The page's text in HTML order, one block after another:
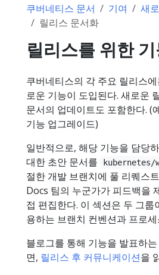
쿠버네티스 문서 기여
새
릴리스 문서화
릴리스를 위한
쿠버네티스의 각 주요 릴리스
로운 기능이 도입된다. 새로운
문서의 업데이트도 포함한다. (
기능 업그레이드)
일반적으로, 해당 기능을 담당
대한 초안 문서를
kubernetes/
절한 개발 브랜치에 풀 리퀘스
Docs 팀의 누군가가 피드백을
접 편집한다. 이 섹션은 두 그
용하는 브랜치 컨벤션과 프로
블로그를 통해 기능을 발표하
면, 릴리스 후 커뮤니케이션을